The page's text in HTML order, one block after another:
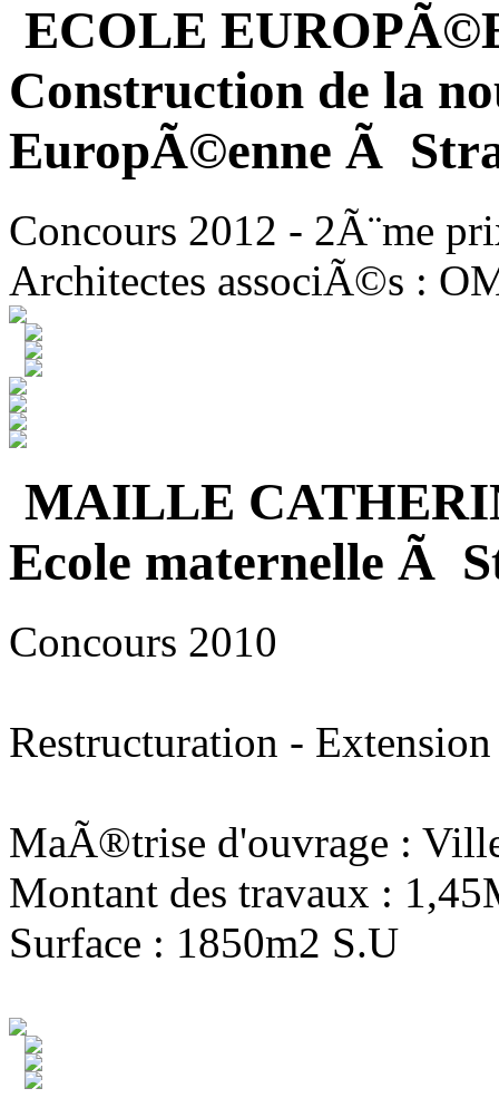
ECOLE
Construction de la
EuropÃ©enne Ã
Concours 2012 - 2Ã¨me
Architectes associÃ©s :
MAILLE
Ecole maternelle Ã
Concours 2010
Restructuration - Extension
MaÃ®trise d'ouvrage :
Montant des travaux :
Surface : 1850m2 S.U